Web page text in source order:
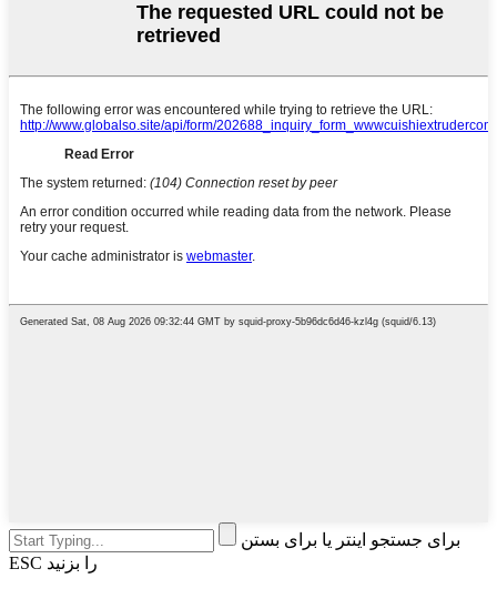
برای جستجو اینتر یا برای بستن
ESC را بزنید